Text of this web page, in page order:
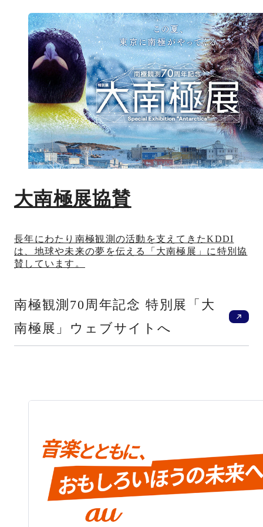
大南極展協賛
長年にわたり南極観測の活動を支えてきたKDDI
は、地球や未来の夢を伝える「大南極展」に特別協
賛しています。
南極観測70周年記念 特別展「大
南極展」ウェブサイトへ